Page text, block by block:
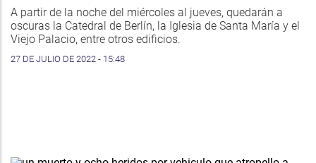
A partir de la noche del miércoles al jueves, quedarán a
oscuras la Catedral de Berlín, la Iglesia de Santa María y el
Viejo Palacio, entre otros edificios.
27 DE JULIO DE 2022 - 15:48